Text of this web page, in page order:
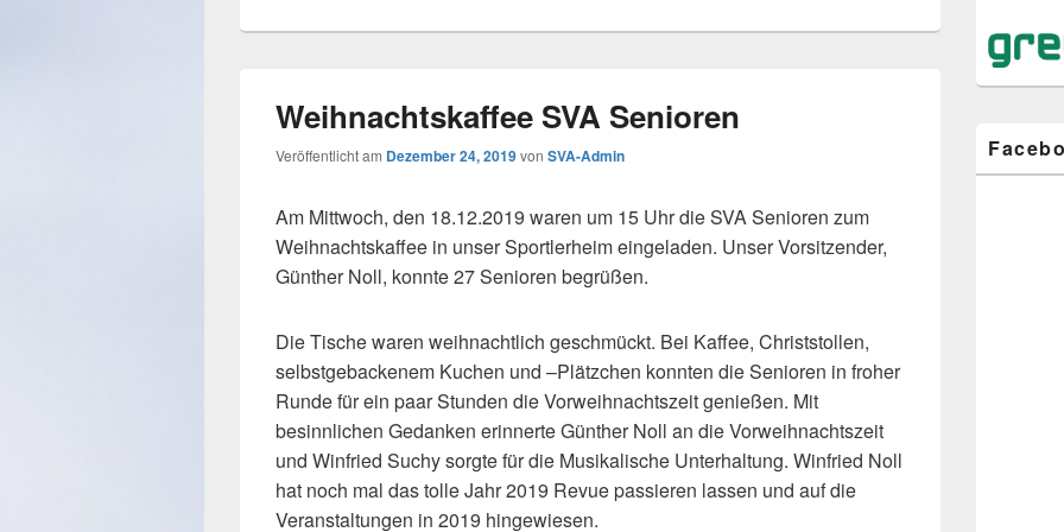
Weihnachtskaffee SVA Senioren
Veröffentlicht am Dezember 24, 2019von SVA-Admin
Am Mittwoch, den 18.12.2019 waren um 15 Uhr die SVA Senioren zum
Weihnachtskaffee in unser Sportlerheim eingeladen. Unser Vorsitzender,
Günther Noll, konnte 27 Senioren begrüßen.
Die Tische waren weihnachtlich geschmückt. Bei Kaffee, Christstollen,
selbstgebackenem Kuchen und –Plätzchen konnten die Senioren in froher
Runde für ein paar Stunden die Vorweihnachtszeit genießen. Mit
besinnlichen Gedanken erinnerte Günther Noll an die Vorweihnachtszeit
und Winfried Suchy sorgte für die Musikalische Unterhaltung. Winfried Noll
hat noch mal das tolle Jahr 2019 Revue passieren lassen und auf die
Veranstaltungen in 2019 hingewiesen.